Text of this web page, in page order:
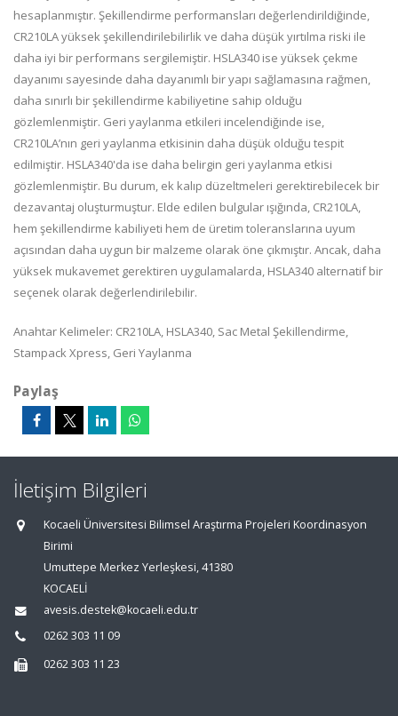
hesaplanmıştır. Şekillendirme performansları değerlendirildiğinde,
CR210LA yüksek şekillendirilebilirlik ve daha düşük yırtılma riski ile
daha iyi bir performans sergilemiştir. HSLA340 ise yüksek çekme
dayanımı sayesinde daha dayanımlı bir yapı sağlamasına rağmen,
daha sınırlı bir şekillendirme kabiliyetine sahip olduğu
gözlemlenmiştir. Geri yaylanma etkileri incelendiğinde ise,
CR210LA’nın geri yaylanma etkisinin daha düşük olduğu tespit
edilmiştir. HSLA340'da ise daha belirgin geri yaylanma etkisi
gözlemlenmiştir. Bu durum, ek kalıp düzeltmeleri gerektirebilecek bir
dezavantaj oluşturmuştur. Elde edilen bulgular ışığında, CR210LA,
hem şekillendirme kabiliyeti hem de üretim toleranslarına uyum
açısından daha uygun bir malzeme olarak öne çıkmıştır. Ancak, daha
yüksek mukavemet gerektiren uygulamalarda, HSLA340 alternatif bir
seçenek olarak değerlendirilebilir.
Anahtar Kelimeler: CR210LA, HSLA340, Sac Metal Şekillendirme,
Stampack Xpress, Geri Yaylanma
Paylaş
İletişim Bilgileri
Kocaeli Üniversitesi Bilimsel Araştırma Projeleri Koordinasyon
Birimi
Umuttepe Merkez Yerleşkesi, 41380
KOCAELİ
avesis.destek@kocaeli.edu.tr
0262 303 11 09
0262 303 11 23